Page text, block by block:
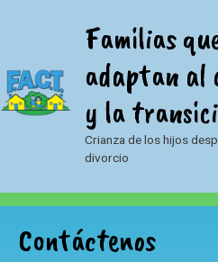
Familias
adaptan al
y la
Crianza de los hijos
divorcio
Contáctenos